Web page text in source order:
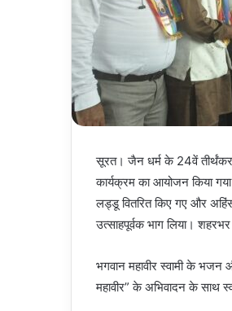
सूरत। जैन धर्म के 24वें तीर्थंकर
कार्यक्रम का आयोजन किया
लड्डू वितरित किए गए और
उत्साहपूर्वक भाग लिया।
भगवान महावीर स्वामी के भजन
महावीर” के अभिवादन के साथ